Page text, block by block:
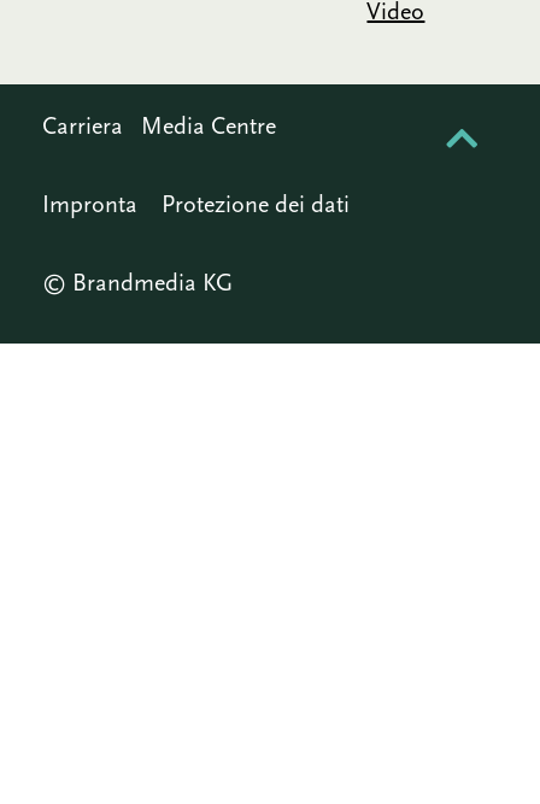
Video
Carriera Media Centre
Impronta Protezione dei dati
© Brandmedia KG